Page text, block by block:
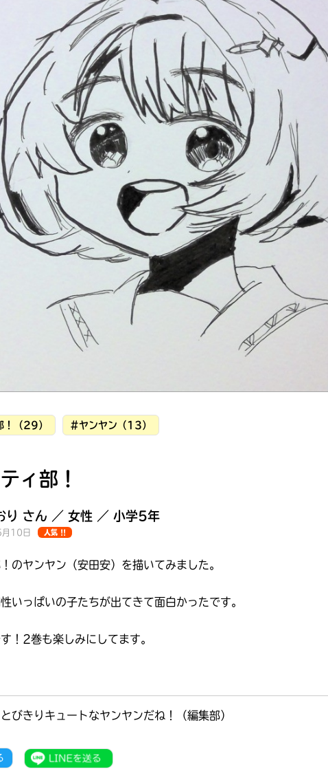
読みたい本が
見つかる
出会える
ィ部！
！（29） #ヤンヤン（13）
り さん ／ 女性 ／ 小学5年
10日 人気 !!
のヤンヤン（安田安）を描いてみました。
いっぱいの子たちが出てきて面白かったです。
！2巻も楽しみにしてます。
びきりキュートなヤンヤンだね！（編集部）